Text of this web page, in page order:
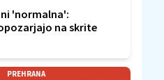
'normalna':
na skrite
PREHRANA